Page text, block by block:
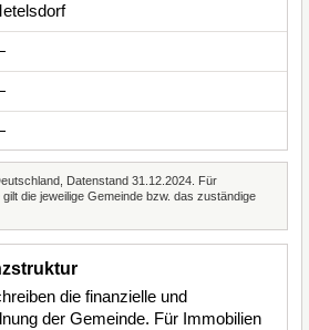
Datenstand 31.12.2024. Für
die jeweilige Gemeinde bzw. das zuständige
die finanzielle und
der Gemeinde. Für Immobilien